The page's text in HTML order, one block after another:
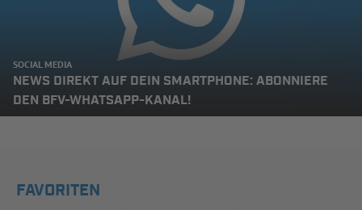
SOCIAL MEDIA
NEWS DIREKT AUF DEIN SMARTPHONE: ABONNIERE
DEN BFV-WHATSAPP-KANAL!
FAVORITEN